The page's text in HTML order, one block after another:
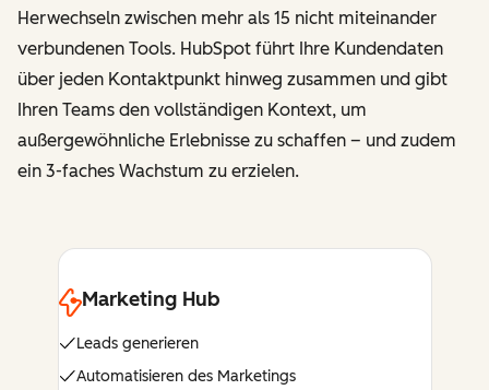
Herwechseln zwischen mehr als 15 nicht miteinander
verbundenen Tools. HubSpot führt Ihre Kundendaten
über jeden Kontaktpunkt hinweg zusammen und gibt
Ihren Teams den vollständigen Kontext, um
außergewöhnliche Erlebnisse zu schaffen – und zudem
ein 3-faches Wachstum zu erzielen.
Marketing Hub
Leads generieren
Automatisieren des Marketings